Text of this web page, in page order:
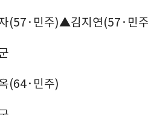
(57·민주)▲김지연(57·민
(64·민주)